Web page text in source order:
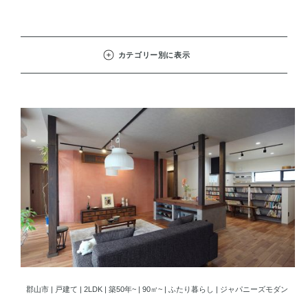
カテゴリー別に表示
郡山市 | 戸建て | 2LDK | 築50年~ | 90㎡~ | ふたり暮らし | ジャパニーズモダン